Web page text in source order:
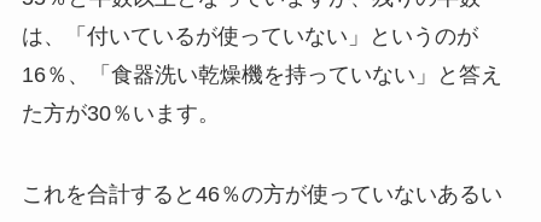
は、「付いているが使っていない」というのが
16％、「食器洗い乾燥機を持っていない」と答え
た方が30％います。
これを合計すると46％の方が使っていないあるい